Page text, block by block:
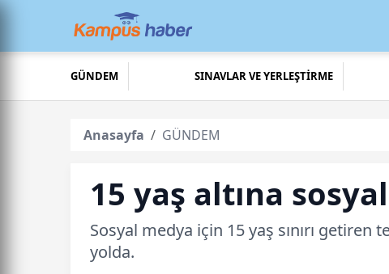
GÜNDEM SINAVLAR VE YERLEŞTİRME
Anasayfa GÜNDEM
15 yaş altına
Sosyal medya için 15 yaş sınırı
yolda.